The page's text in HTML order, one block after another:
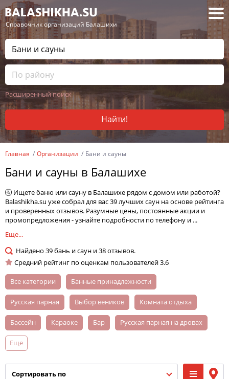
— Справочник организаций Балашихи
Расширенный поиск
Найти!
Главная Организации Бани и сауны
Бани и сауны в Балашихе
🚰 Ищете баню или сауну в Балашихе рядом с домом или работой?
Balashikha.su уже собрал для вас 39 лучших саун на основе рейтинга
и проверенных отзывов. Разумные цены, постоянные акции и
промопредложения - узнайте подробности по телефону и ...
Еще...
Найдено 39 бань и саун и 38 отзывов.
Средний рейтинг по оценкам пользователей 3.6
Все категории банные принадлежности
русская парная выбор веников комната отдыха
бассейн караоке бар русская парная на дровах
финская парная
турецкая парная массаж мангал
Еще
сортировать по